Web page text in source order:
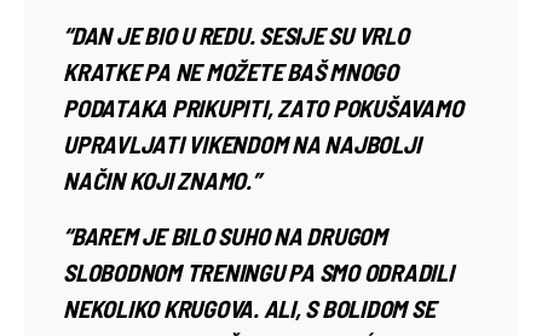
“DAN JE BIO U REDU. SESIJE SU VRLO
KRATKE PA NE MOŽETE BAŠ MNOGO
PODATAKA PRIKUPITI, ZATO POKUŠAVAMO
UPRAVLJATI VIKENDOM NA NAJBOLJI
NAČIN KOJI ZNAMO.”
“BAREM JE BILO SUHO NA DRUGOM
SLOBODNOM TRENINGU PA SMO ODRADILI
NEKOLIKO KRUGOVA. ALI, S BOLIDOM SE